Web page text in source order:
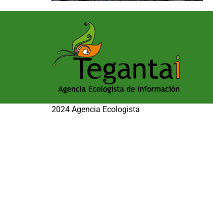
2024 Agencia Ecologista